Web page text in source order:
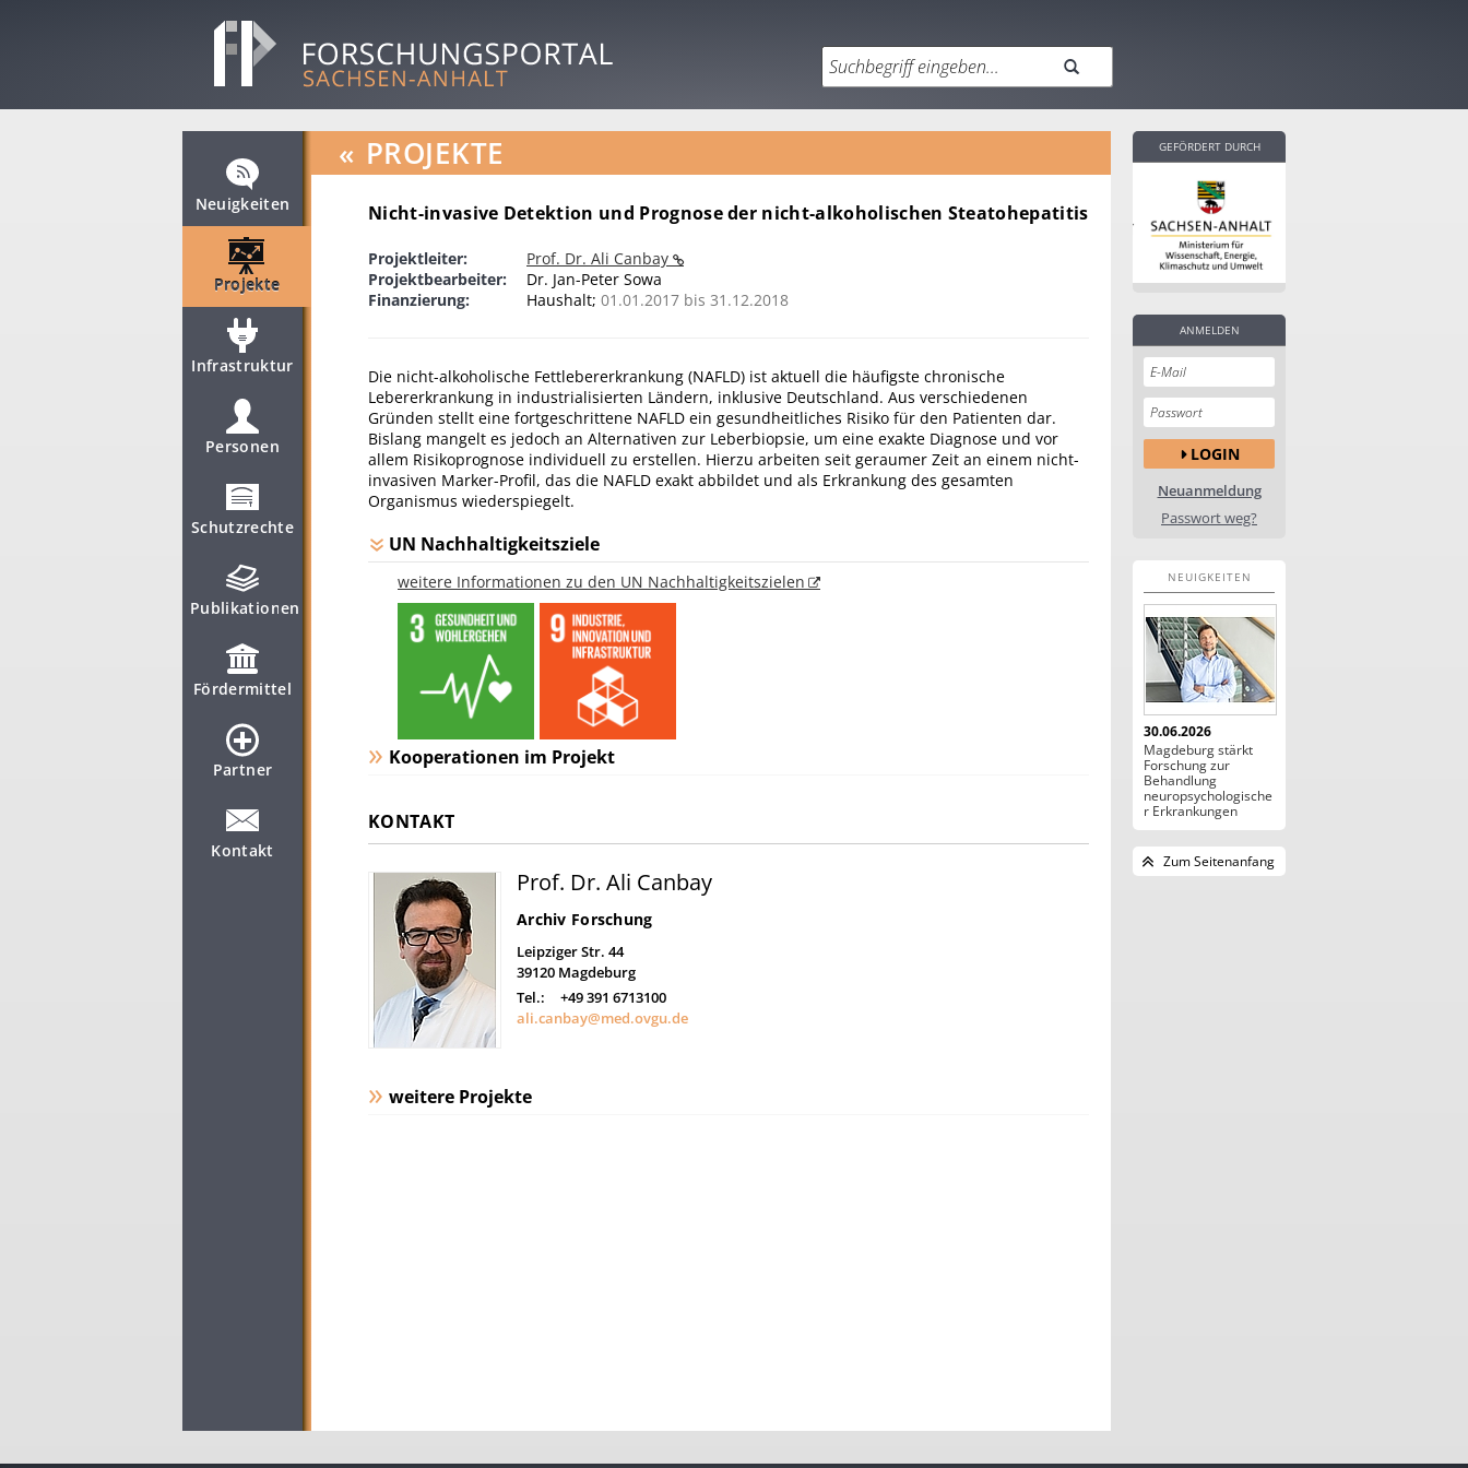
Neuigkeiten
Projekte
Infrastruktur
Personen
Schutzrechte
Publikationen
Fördermittel
Partner
Kontakt
« PROJEKTE
Nicht-invasive Detektion und Prognose der nicht-alkoholischen Steatohepatitis
Projektleiter:
Prof. Dr. Ali Canbay
Projektbearbeiter:
Dr. Jan-Peter Sowa
Finanzierung:
Haushalt; 01.01.2017 bis 31.12.2018
Die nicht-alkoholische Fettlebererkrankung (NAFLD) ist aktuell die häufigste chronische
Lebererkrankung in industrialisierten Ländern, inklusive Deutschland. Aus verschiedenen
Gründen stellt eine fortgeschrittene NAFLD ein gesundheitliches Risiko für den Patienten dar.
Bislang mangelt es jedoch an Alternativen zur Leberbiopsie, um eine exakte Diagnose und vor
allem Risikoprognose individuell zu erstellen. Hierzu arbeiten seit geraumer Zeit an einem nicht-
invasiven Marker-Profil, das die NAFLD exakt abbildet und als Erkrankung des gesamten
Organismus wiederspiegelt.
UN Nachhaltigkeitsziele
weitere Informationen zu den UN Nachhaltigkeitszielen
Kooperationen im Projekt
KONTAKT
Prof. Dr. Ali Canbay
Archiv Forschung
Leipziger Str. 44
39120 Magdeburg
Tel.:
+49 391 6713100
ali.canbay@med.ovgu.de
weitere Projekte
GEFÖRDERT DURCH
ANMELDEN
LOGIN
Neuanmeldung
Passwort weg?
NEUIGKEITEN
30.06.2026
Magdeburg stärkt
Forschung zur
Behandlung
neuropsychologische
r Erkrankungen
Zum Seitenanfang